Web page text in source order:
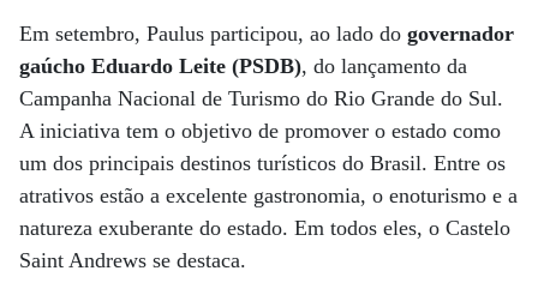
Em setembro, Paulus participou, ao lado do governador
gaúcho Eduardo Leite (PSDB), do lançamento da
Campanha Nacional de Turismo do Rio Grande do Sul.
A iniciativa tem o objetivo de promover o estado como
um dos principais destinos turísticos do Brasil. Entre os
atrativos estão a excelente gastronomia, o enoturismo e a
natureza exuberante do estado. Em todos eles, o Castelo
Saint Andrews se destaca.